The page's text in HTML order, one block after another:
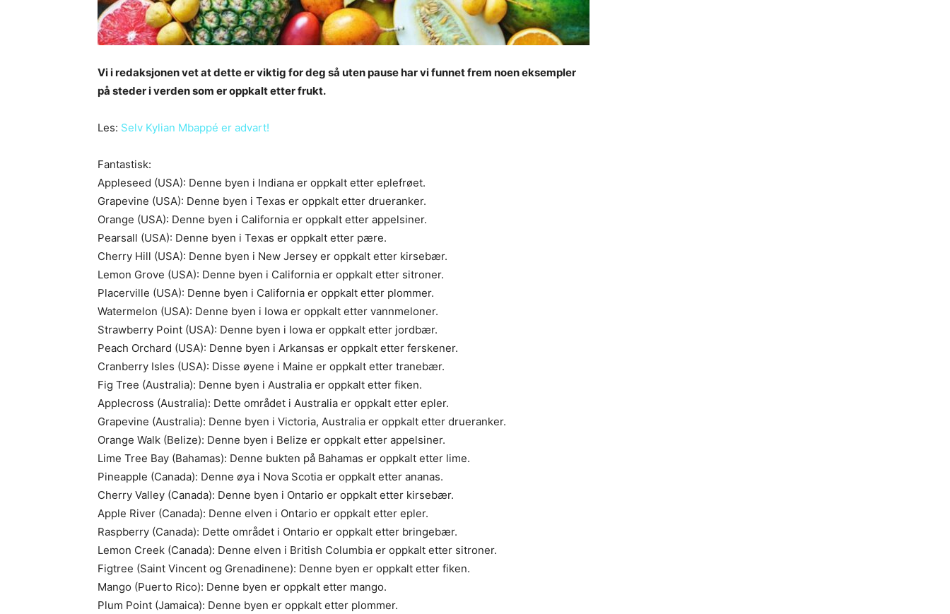
Vi i redaksjonen vet at dette er viktig for deg så uten pause har vi funnet frem noen eksempler
på steder i verden som er oppkalt etter frukt.
Les: Selv Kylian Mbappé er advart!
Fantastisk:
Appleseed (USA): Denne byen i Indiana er oppkalt etter eplefrøet.
Grapevine (USA): Denne byen i Texas er oppkalt etter drueranker.
Orange (USA): Denne byen i California er oppkalt etter appelsiner.
Pearsall (USA): Denne byen i Texas er oppkalt etter pære.
Cherry Hill (USA): Denne byen i New Jersey er oppkalt etter kirsebær.
Lemon Grove (USA): Denne byen i California er oppkalt etter sitroner.
Placerville (USA): Denne byen i California er oppkalt etter plommer.
Watermelon (USA): Denne byen i Iowa er oppkalt etter vannmeloner.
Strawberry Point (USA): Denne byen i Iowa er oppkalt etter jordbær.
Peach Orchard (USA): Denne byen i Arkansas er oppkalt etter ferskener.
Cranberry Isles (USA): Disse øyene i Maine er oppkalt etter tranebær.
Fig Tree (Australia): Denne byen i Australia er oppkalt etter fiken.
Applecross (Australia): Dette området i Australia er oppkalt etter epler.
Grapevine (Australia): Denne byen i Victoria, Australia er oppkalt etter drueranker.
Orange Walk (Belize): Denne byen i Belize er oppkalt etter appelsiner.
Lime Tree Bay (Bahamas): Denne bukten på Bahamas er oppkalt etter lime.
Pineapple (Canada): Denne øya i Nova Scotia er oppkalt etter ananas.
Cherry Valley (Canada): Denne byen i Ontario er oppkalt etter kirsebær.
Apple River (Canada): Denne elven i Ontario er oppkalt etter epler.
Raspberry (Canada): Dette området i Ontario er oppkalt etter bringebær.
Lemon Creek (Canada): Denne elven i British Columbia er oppkalt etter sitroner.
Figtree (Saint Vincent og Grenadinene): Denne byen er oppkalt etter fiken.
Mango (Puerto Rico): Denne byen er oppkalt etter mango.
Plum Point (Jamaica): Denne byen er oppkalt etter plommer.